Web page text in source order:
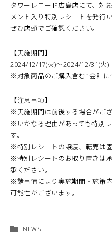
タワーレコード広島店にて、対
メント入り特別レシートを発行
ぜひ店頭でご確認ください。
【実施期間】
2024/12/17(火)～2024/12/31(火)
※対象商品のご購入含む1会計に
【注意事項】
※実施期間は前後する場合がござ
※いかなる理由があっても特別
す。
※特別レシートの譲渡、転売は
※特別レシートのお取り置きは
承ください。
※諸事情により実施期間・施策
可能性がございます｡
NEWS